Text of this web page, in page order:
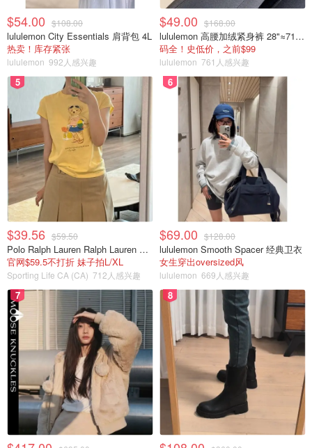
阿里数赛举办方——阿里达摩院对姜萍的采访>>
视频来自于bilibili@版权属于原作者
而姜萍的老师——王闰秋，也不是一般人！
这名中职数学老师王闰秋其实是江苏大学数学专业研究生毕
业，因为种种原因，他在毕业后选择回到家乡担任江苏省涟
水中等专业学院的一名老师。
$54.00 $108.00
lululemon City Essentials 肩背包 4L
热卖！库存紧张
lululemon 992人感兴趣
$49.00 $168.00
lululemon 高腰加绒紧身裤 28"≈71cm 5个口袋
码全！史低价，之前$99
lululemon 761人感兴趣
5
$39.56 $59.50
Polo Ralph Lauren Ralph Lauren Polo Bear 女童棉T恤 染色 1件
官网$59.5不打折 妹子拍L/XL
Sporting Life CA (CA) 712人感兴趣
6
$69.00 $128.00
lululemon Smooth Spacer 经典卫衣
女生穿出oversized风
lululemon 669人感兴趣
7 8